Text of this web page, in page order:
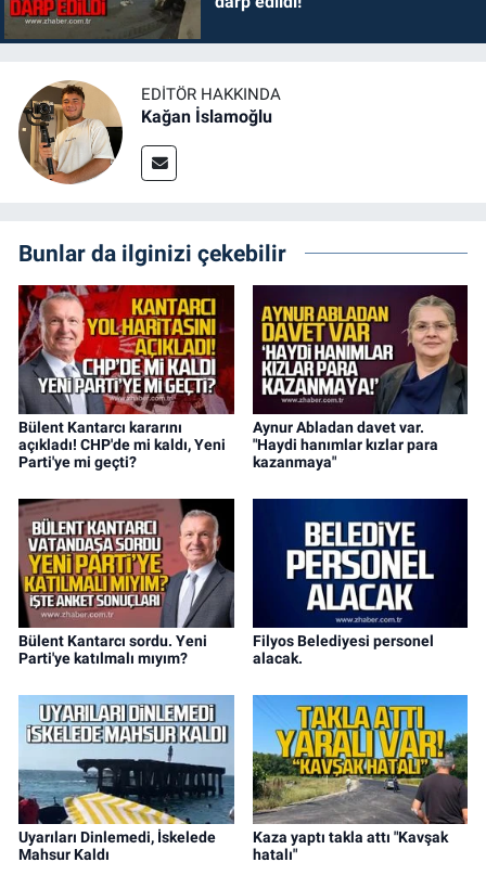
EDITÖR HAKKINDA
Kağan İslamoğlu
Bunlar da ilginizi çekebilir
Bülent Kantarcı kararını
açıkladı! CHP'de mi kaldı, Yeni
Parti'ye mi geçti?
Aynur Abladan davet var.
"Haydi hanımlar kızlar para
kazanmaya"
Bülent Kantarcı sordu. Yeni
Parti'ye katılmalı mıyım?
Filyos Belediyesi personel
alacak.
Uyarıları Dinlemedi, İskelede
Mahsur Kaldı
Kaza yaptı takla attı "Kavşak
hatalı"